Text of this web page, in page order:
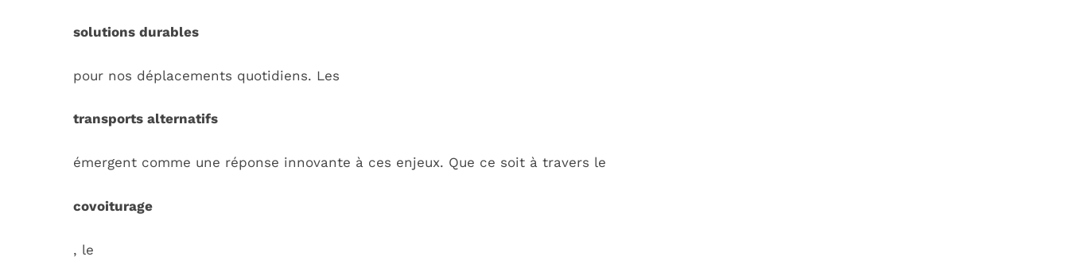
solutions durables
pour nos déplacements quotidiens. Les
transports alternatifs
émergent comme une réponse innovante à ces enjeux. Que ce soit à travers le
covoiturage
, le